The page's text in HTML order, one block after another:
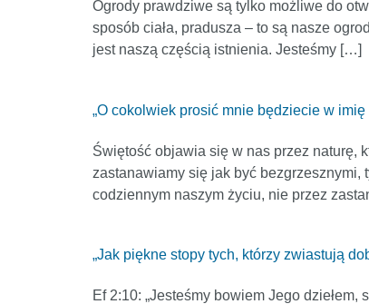
Ogrody prawdziwe są tylko możliwe do
sposób ciała, pradusza – to są nasze
jest naszą częścią istnienia. Jesteśmy […]
„O cokolwiek prosić mnie będziecie w imię
Świętość objawia się w nas przez naturę,
zastanawiamy się jak być bezgrzesznymi,
codziennym naszym życiu, nie przez
„Jak piękne stopy tych, którzy zwiastują
Ef 2:10: „Jesteśmy bowiem Jego